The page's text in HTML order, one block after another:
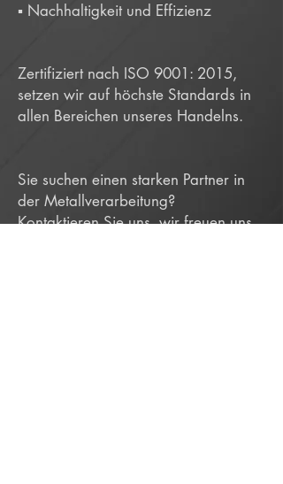
▪️ Nachhaltigkeit und Effizienz
Zertifiziert nach ISO 9001: 2015,
setzen wir auf höchste Standards in
allen Bereichen unseres Handelns.
Sie suchen einen starken Partner in
der Metallverarbeitung?
Kontaktieren Sie uns, wir freuen uns